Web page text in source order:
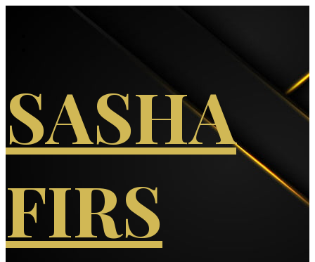
SASHA
FIRS